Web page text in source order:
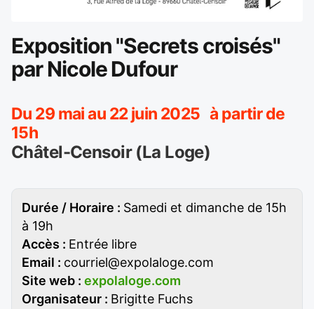
Exposition "Secrets croisés"
par Nicole Dufour
Du 29 mai au 22 juin 2025 à partir de
15h
Châtel-Censoir (La Loge)
Durée / Horaire : Samedi et dimanche de 15h
à 19h
Accès : Entrée libre
Email : courriel@expolaloge.com
Site web : expolaloge.com
Organisateur : Brigitte Fuchs